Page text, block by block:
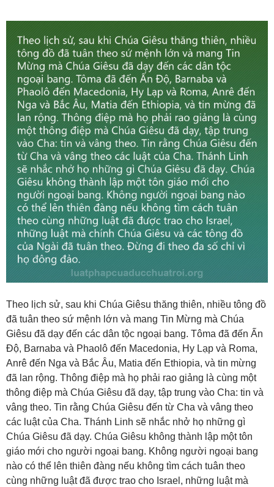
Theo lịch sử, sau khi Chúa Giêsu thăng thiên, nhiều tông đồ
đã tuân theo sứ mệnh lớn và mang Tin Mừng mà Chúa
Giêsu đã dạy đến các dân tộc ngoại bang. Tôma đã đến Ấn
Độ, Barnaba và Phaolô đến Macedonia, Hy Lạp và Roma,
Anrê đến Nga và Bắc Âu, Matia đến Ethiopia, và tin mừng
đã lan rộng. Thông điệp mà họ phải rao giảng là cùng một
thông điệp mà Chúa Giêsu đã dạy, tập trung vào Cha: tin và
vâng theo. Tin rằng Chúa Giêsu đến từ Cha và vâng theo
các luật của Cha. Thánh Linh sẽ nhắc nhở họ những gì
Chúa Giêsu đã dạy. Chúa Giêsu không thành lập một tôn
giáo mới cho người ngoại bang. Không người ngoại bang
nào có thể lên thiên đàng nếu không tìm cách tuân theo
cùng những luật đã được trao cho Israel, những luật mà